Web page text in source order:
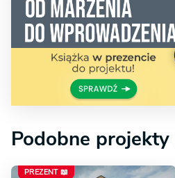
Podobne projekty
PREZENT 📖